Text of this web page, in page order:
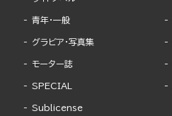
青年・一般
グラビア・写真集
モーター誌
SPECIAL
Sublicense